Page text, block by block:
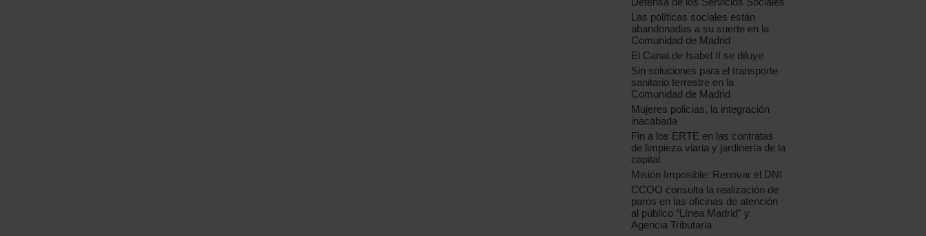
Las políticas sociales están
abandonadas a su suerte en la
Comunidad de Madrid
El Canal de Isabel II se diluye
Sin soluciones para el transporte
sanitario terrestre en la
Comunidad de Madrid
Mujeres policías, la integración
inacabada
Fin a los ERTE en las contratas
de limpieza viaria y jardinería de la
capital
Misión Imposible: Renovar el DNI
CCOO consulta la realización de
paros en las oficinas de atención
al público “Línea Madrid” y
Agencia Tributaria